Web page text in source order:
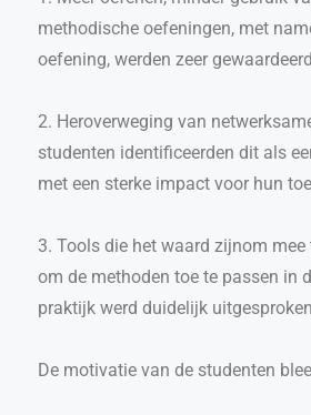
methodische oefeningen, met
oefening, werden zeer
2. Heroverweging van
studenten identificeerden dit als
met een sterke impact voor hun
3. Tools die het waard zijnom mee
om de methoden toe te passen in
praktijk werd duidelijk
De motivatie van de studenten